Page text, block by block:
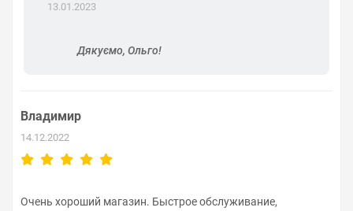
13.01.2023
Дякуємо, Ольго!
Владимир
14.12.2022
Очень хороший магазин. Быстрое обслуживание,